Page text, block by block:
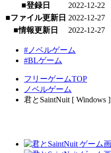
■登録日
2022-12-22
■ファイル更新日 2022-12-27
■情報更新日
2022-12-27
#ノベルゲーム
#BLゲーム
フリーゲームTOP
ノベルゲーム
君とSaintNuit [ Windows ]